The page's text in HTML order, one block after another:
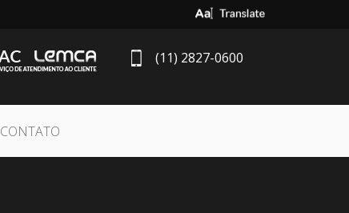
Select Language
(11) 2827-0600
CONTATO